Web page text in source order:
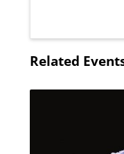
Related